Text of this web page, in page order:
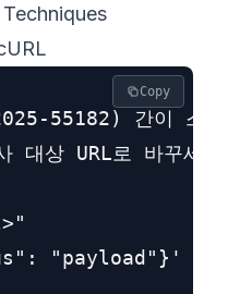
55182) 간이 스캐
상 URL로 바꾸세
"payload"}'  #
Copy